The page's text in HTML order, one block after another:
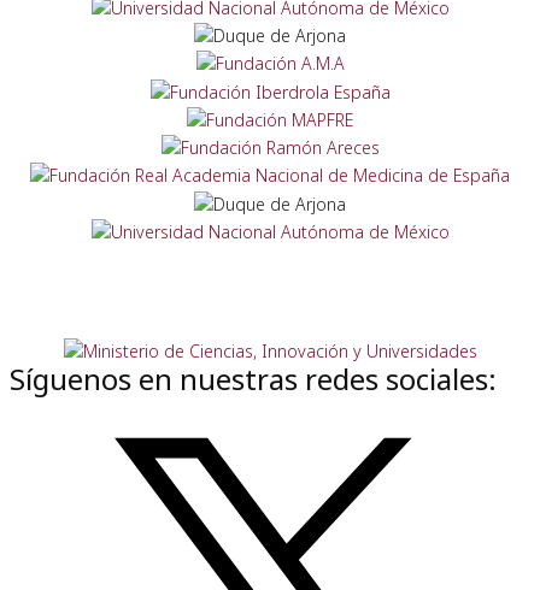
Síguenos en nuestras redes sociales: